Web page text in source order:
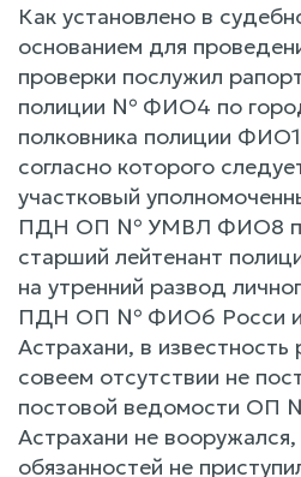
Как установлено в
основанием для
проверки послужил
полиции № ФИО4 по
полковника полиции
согласно которого
участковый
ПДН ОП № УМВЛ ФИО8 по
старший лейтенант
на утренний развод
ПДН ОП № ФИО6 Росси и
Астрахани, в
совеем отсутствии не
постовой ведомости
Астрахани не
обязанностей не